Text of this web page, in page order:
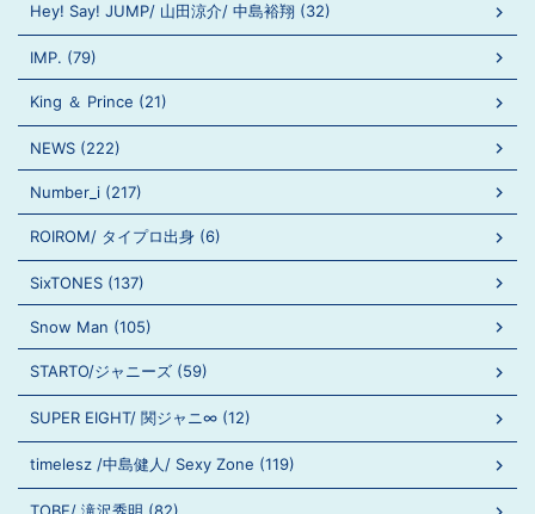
Hey! Say! JUMP/ 山田涼介/ 中島裕翔 (32)
IMP. (79)
King ＆ Prince (21)
NEWS (222)
Number_i (217)
ROIROM/ タイプロ出身 (6)
SixTONES (137)
Snow Man (105)
STARTO/ジャニーズ (59)
SUPER EIGHT/ 関ジャニ∞ (12)
timelesz /中島健人/ Sexy Zone (119)